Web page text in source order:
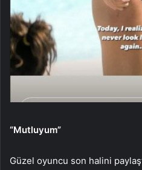
“Mutluyum”
Güzel oyuncu son halini